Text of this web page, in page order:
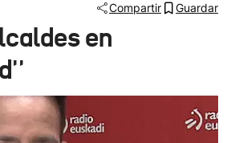
Eguraldia
Compartir Guardar
en